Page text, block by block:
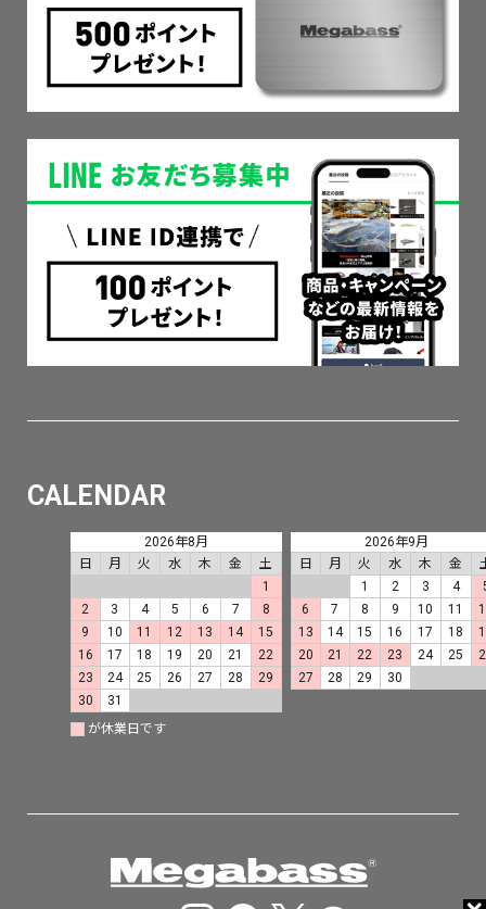
CALENDAR
2026年8月
日
月 火 水 木 金
土
1
2
3 4 5 6 7
8
9
10 11 12 13 14
15
16
17 18 19 20 21
22
23
24 25 26 27 28
29
30
31
2026年9月
日
月 火 水 木 金
1
2 3 4
6
7 8 9 10 11
13
14 15 16 17 18
20
21 22 23 24 25
27
28 29 30
が休業日です